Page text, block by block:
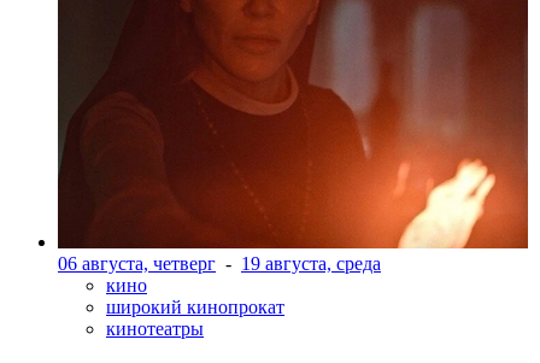
06 августа, четверг - 19 августа, среда
кино
широкий кинопрокат
кинотеатры